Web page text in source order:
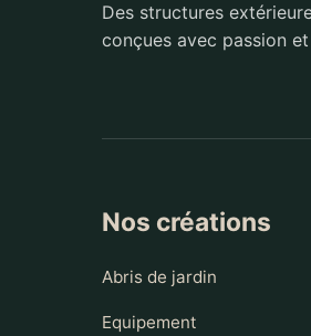
Des structures
conçues avec passion
Nos créations
Abris de jardin
Equipement